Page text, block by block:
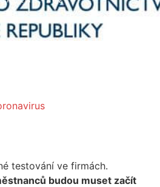
testování ve firmách.
budou muset začít